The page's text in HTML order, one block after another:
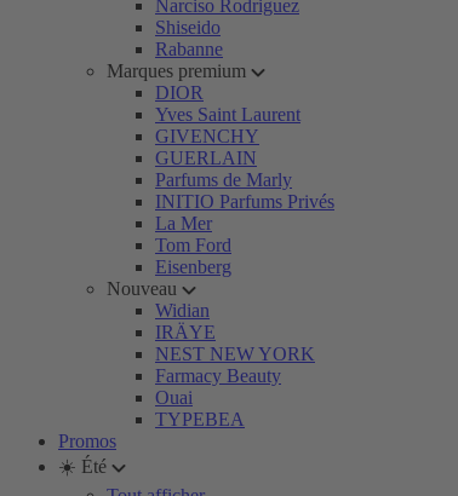
Narciso Rodriguez
Shiseido
Rabanne
Marques premium
DIOR
Yves Saint Laurent
GIVENCHY
GUERLAIN
Parfums de Marly
INITIO Parfums Privés
La Mer
Tom Ford
Eisenberg
Nouveau
Widian
IRÄYE
NEST NEW YORK
Farmacy Beauty
Ouai
TYPEBEA
Promos
☀️ Été